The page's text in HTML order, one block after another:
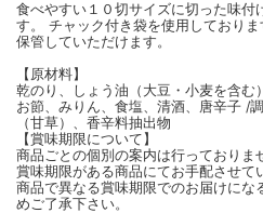
食べやすい１０切サイズに切った味付
す。 チャック付き袋を使用しており
保管していただけます。
【原材料】
乾のり、しょう油（大豆・小麦を含む
お節、みりん、食塩、清酒、唐辛子 /
（甘草）、香辛料抽出物
【賞味期限について】
商品ごとの個別の案内は行っており
賞味期限がある商品にてお手配させて
商品で異なる賞味期限でのお届けにな
めご了承下さい。